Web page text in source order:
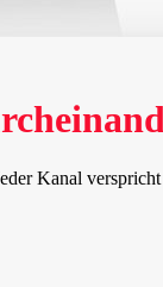
Kanal